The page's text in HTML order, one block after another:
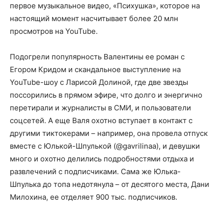
первое музыкальное видео, «Психушка», которое на
настоящий момент насчитывает более 20 млн
просмотров на YouTube.
Подогрели популярность Валентины ее роман с
Егором Кридом и скандальное выступление на
YouTube-шоу с Ларисой Долиной, где две звезды
поссорились в прямом эфире, что долго и энергично
перетирали и журналисты в СМИ, и пользователи
соцсетей. А еще Валя охотно вступает в контакт с
другими тиктокерами – например, она провела отпуск
вместе с Юлькой-Шпулькой (@gavrilinaa), и девушки
много и охотно делились подробностями отдыха и
развлечений с подписчиками. Сама же Юлька-
Шпулька до топа недотянула – от десятого места, Дани
Милохина, ее отделяет 900 тыс. подписчиков.